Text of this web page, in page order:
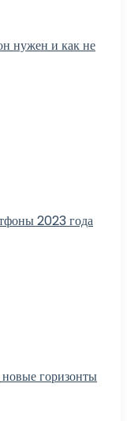
нужен и как не
2023 года
горизонты